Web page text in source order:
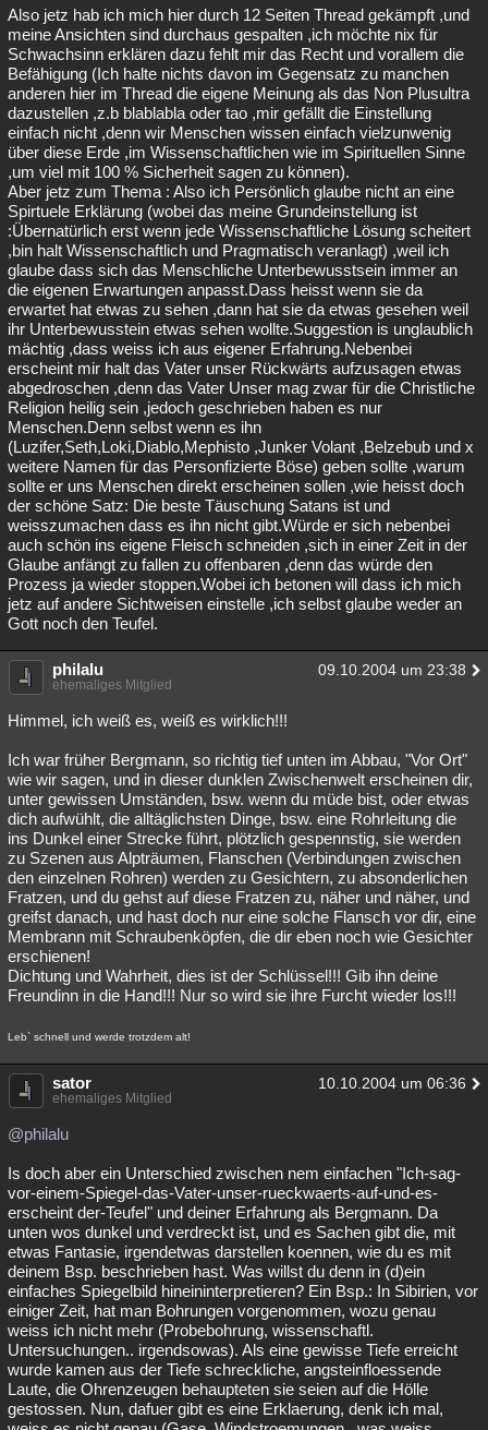
Also jetz hab ich mich hier durch 12 Seiten Thread gekämpft ,und
meine Ansichten sind durchaus gespalten ,ich möchte nix für
Schwachsinn erklären dazu fehlt mir das Recht und vorallem die
Befähigung (Ich halte nichts davon im Gegensatz zu manchen
anderen hier im Thread die eigene Meinung als das Non Plusultra
dazustellen ,z.b blablabla oder tao ,mir gefällt die Einstellung
einfach nicht ,denn wir Menschen wissen einfach vielzunwenig
über diese Erde ,im Wissenschaftlichen wie im Spirituellen Sinne
,um viel mit 100 % Sicherheit sagen zu können).
Aber jetz zum Thema : Also ich Persönlich glaube nicht an eine
Spirtuele Erklärung (wobei das meine Grundeinstellung ist
:Übernatürlich erst wenn jede Wissenschaftliche Lösung scheitert
,bin halt Wissenschaftlich und Pragmatisch veranlagt) ,weil ich
glaube dass sich das Menschliche Unterbewusstsein immer an
die eigenen Erwartungen anpasst.Dass heisst wenn sie da
erwartet hat etwas zu sehen ,dann hat sie da etwas gesehen weil
ihr Unterbewusstein etwas sehen wollte.Suggestion is unglaublich
mächtig ,dass weiss ich aus eigener Erfahrung.Nebenbei
erscheint mir halt das Vater unser Rückwärts aufzusagen etwas
abgedroschen ,denn das Vater Unser mag zwar für die Christliche
Religion heilig sein ,jedoch geschrieben haben es nur
Menschen.Denn selbst wenn es ihn
(Luzifer,Seth,Loki,Diablo,Mephisto ,Junker Volant ,Belzebub und x
weitere Namen für das Personfizierte Böse) geben sollte ,warum
sollte er uns Menschen direkt erscheinen sollen ,wie heisst doch
der schöne Satz: Die beste Täuschung Satans ist und
weisszumachen dass es ihn nicht gibt.Würde er sich nebenbei
auch schön ins eigene Fleisch schneiden ,sich in einer Zeit in der
Glaube anfängt zu fallen zu offenbaren ,denn das würde den
Prozess ja wieder stoppen.Wobei ich betonen will dass ich mich
jetz auf andere Sichtweisen einstelle ,ich selbst glaube weder an
Gott noch den Teufel.
philalu 09.10.2004 um 23:38
ehemaliges Mitglied
Himmel, ich weiß es, weiß es wirklich!!!
Ich war früher Bergmann, so richtig tief unten im Abbau, "Vor Ort"
wie wir sagen, und in dieser dunklen Zwischenwelt erscheinen dir,
unter gewissen Umständen, bsw. wenn du müde bist, oder etwas
dich aufwühlt, die alltäglichsten Dinge, bsw. eine Rohrleitung die
ins Dunkel einer Strecke führt, plötzlich gespennstig, sie werden
zu Szenen aus Alpträumen, Flanschen (Verbindungen zwischen
den einzelnen Rohren) werden zu Gesichtern, zu absonderlichen
Fratzen, und du gehst auf diese Fratzen zu, näher und näher, und
greifst danach, und hast doch nur eine solche Flansch vor dir, eine
Membrann mit Schraubenköpfen, die dir eben noch wie Gesichter
erschienen!
Dichtung und Wahrheit, dies ist der Schlüssel!!! Gib ihn deine
Freundinn in die Hand!!! Nur so wird sie ihre Furcht wieder los!!!
Leb` schnell und werde trotzdem alt!
sator 10.10.2004 um 06:36
ehemaliges Mitglied
@philalu
Is doch aber ein Unterschied zwischen nem einfachen "Ich-sag-
vor-einem-Spiegel-das-Vater-unser-rueckwaerts-auf-und-es-
erscheint der-Teufel" und deiner Erfahrung als Bergmann. Da
unten wos dunkel und verdreckt ist, und es Sachen gibt die, mit
etwas Fantasie, irgendetwas darstellen koennen, wie du es mit
deinem Bsp. beschrieben hast. Was willst du denn in (d)ein
einfaches Spiegelbild hineininterpretieren? Ein Bsp.: In Sibirien, vor
einiger Zeit, hat man Bohrungen vorgenommen, wozu genau
weiss ich nicht mehr (Probebohrung, wissenschaftl.
Untersuchungen.. irgendsowas). Als eine gewisse Tiefe erreicht
wurde kamen aus der Tiefe schreckliche, angsteinfloessende
Laute, die Ohrenzeugen behaupteten sie seien auf die Hölle
gestossen. Nun, dafuer gibt es eine Erklaerung, denk ich mal,